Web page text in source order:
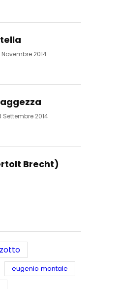
Novembre 2014
Settembre 2014
Brecht)
eugenio montale